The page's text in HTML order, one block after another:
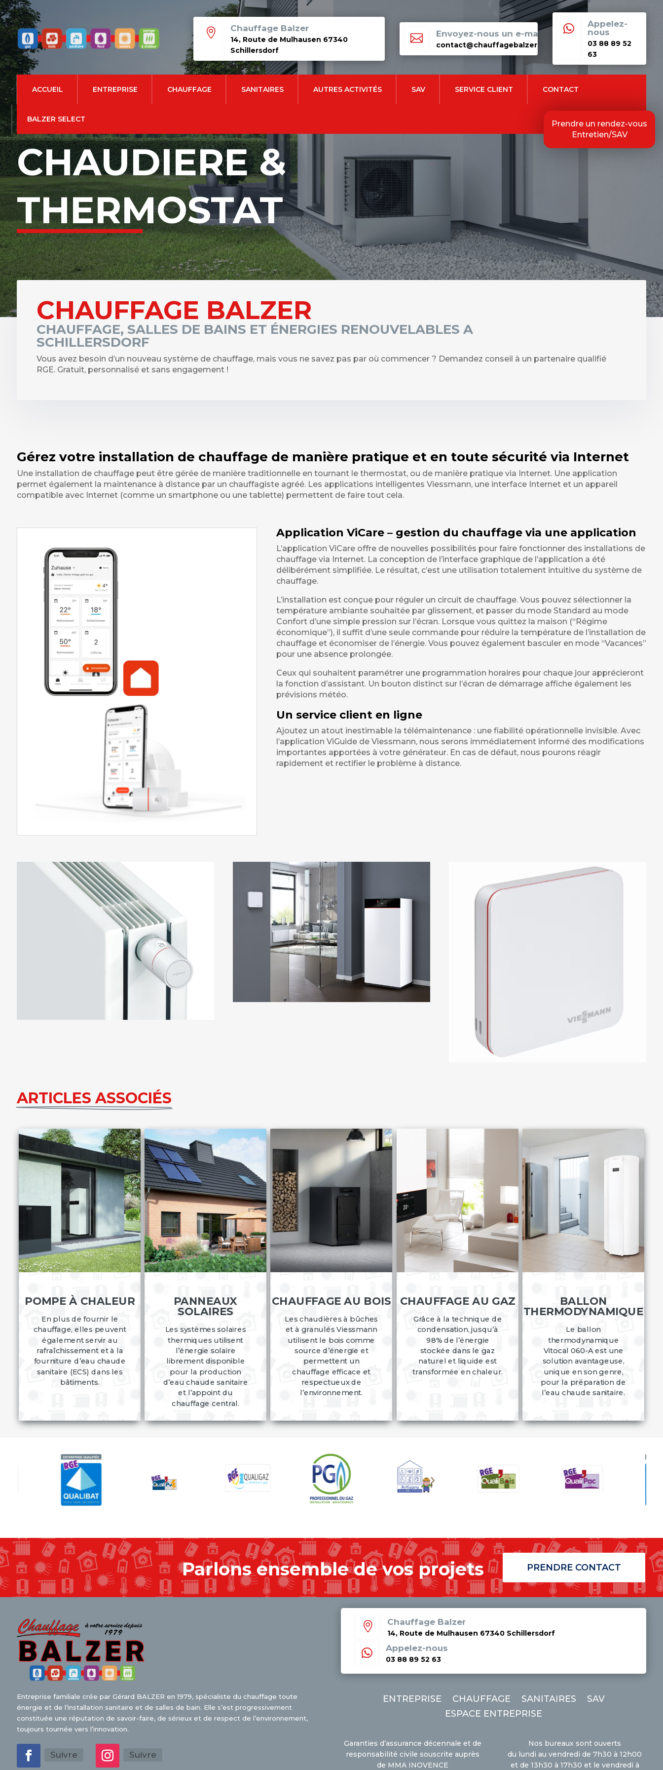
 Chauffage Balzer
14, Route de Mulhausen 67340
Schillersdorf
 Envoyez-nous un e-mail
contact@chauffagebalzer.fr

Appelez-
nous
03 88 89 52
63
ACCUEIL ENTREPRISE CHAUFFAGE SANITAIRES AUTRES ACTIVITÉS SAV SERVICE CLIENT CONTACT
BALZER SELECT
CHAUDIERE &
THERMOSTAT
CHAUFFAGE BALZER
CHAUFFAGE, SALLES DE BAINS ET ÉNERGIES RENOUVELABLES A
SCHILLERSDORF
Vous avez besoin d’un nouveau système de chauffage, mais vous ne savez pas par où commencer ? Demandez conseil à un partenaire qualifié
RGE. Gratuit, personnalisé et sans engagement !
Gérez votre installation de chauffage de manière pratique et en toute sécurité via Internet
Une installation de chauffage peut être gérée de manière traditionnelle en tournant le thermostat, ou de manière pratique via Internet. Une application
permet également la maintenance à distance par un chauffagiste agréé. Les applications intelligentes Viessmann, une interface Internet et un appareil
compatible avec Internet (comme un smartphone ou une tablette) permettent de faire tout cela.
Application ViCare – gestion du chauffage via une application
L’application ViCare offre de nouvelles possibilités pour faire fonctionner des installations de
chauffage via Internet. La conception de l’interface graphique de l’application a été
délibérément simplifiée. Le résultat, c’est une utilisation totalement intuitive du système de
chauffage.
L’installation est conçue pour réguler un circuit de chauffage. Vous pouvez sélectionner la
température ambiante souhaitée par glissement, et passer du mode Standard au mode
Confort d’une simple pression sur l’écran. Lorsque vous quittez la maison (“Régime
économique”), il suffit d’une seule commande pour réduire la température de l’installation de
chauffage et économiser de l’énergie. Vous pouvez également basculer en mode “Vacances”
pour une absence prolongée.
Ceux qui souhaitent paramétrer une programmation horaires pour chaque jour apprécieront
la fonction d’assistant. Un bouton distinct sur l’écran de démarrage affiche également les
prévisions météo.
Un service client en ligne
Ajoutez un atout inestimable la télémaintenance : une fiabilité opérationnelle invisible. Avec
l’application ViGuide de Viessmann, nous serons immédiatement informé des modifications
importantes apportées à votre générateur. En cas de défaut, nous pourons réagir
rapidement et rectifier le problème à distance.
ARTICLES ASSOCIÉS
POMPE À CHALEUR
En plus de fournir le
chauffage, elles peuvent
également servir au
rafraîchissement et à la
fourniture d’eau chaude
sanitaire (ECS) dans les
bâtiments.
PANNEAUX
SOLAIRES
Les systèmes solaires
thermiques utilisent
l’énergie solaire
librement disponible
pour la production
d’eau chaude sanitaire
et l’appoint du
chauffage central.
CHAUFFAGE AU BOIS
Les chaudières à bûches
et à granulés Viessmann
utilisent le bois comme
source d’énergie et
permettent un
chauffage efficace et
respectueux de
l’environnement.
CHAUFFAGE AU GAZ
Grâce à la technique de
condensation, jusqu’à
98% de l’énergie
stockée dans le gaz
naturel et liquide est
transformée en chaleur.
BALLON
THERMODYNAMIQUE
Le ballon
thermodynamique
Vitocal 060-A est une
solution avantageuse,
unique en son genre,
pour la préparation de
l’eau chaude sanitaire.
Parlons ensemble de vos projets PRENDRE CONTACT
Entreprise familiale crée par Gérard BALZER en 1979, spécialiste du chauffage toute
énergie et de l’installation sanitaire et de salles de bain. Elle s’est progressivement
constituée une réputation de savoir-faire, de sérieux et de respect de l’environnement,
toujours tournée vers l’innovation.
Suivre Suivre
 Chauffage Balzer
14, Route de Mulhausen 67340 Schillersdorf
 Appelez-nous
03 88 89 52 63
ENTREPRISE CHAUFFAGE SANITAIRES
SAV
ESPACE ENTREPRISE
Garanties d’assurance décennale et de
responsabilité civile souscrite auprès
de MMA INOVENCE
Nos bureaux sont ouverts
du lundi au vendredi de 7h30 à 12h00
et de 13h30 à 17h30 et le vendredi à
Prendre un rendez-vous
Entretien/SAV